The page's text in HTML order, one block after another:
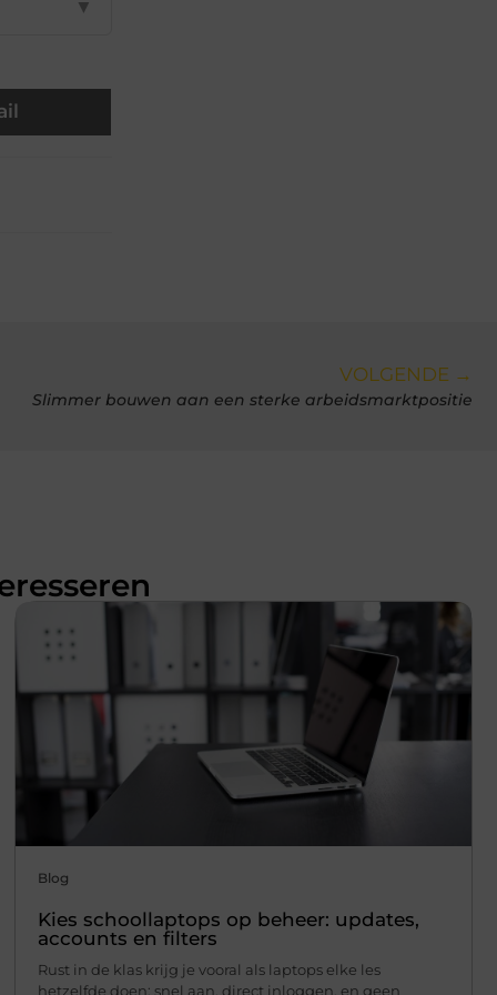
▼
VOLGENDE →
Slimmer bouwen aan een sterke arbeidsmarktpositie
Blog
Kies schoollaptops op beheer: updates,
accounts en filters
Rust in de klas krijg je vooral als laptops elke les
hetzelfde doen: snel aan, direct inloggen, en geen